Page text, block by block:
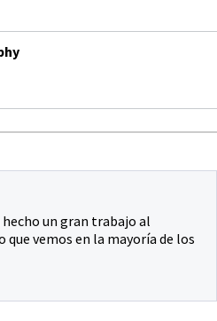
un gran trabajo al
que vemos en la mayoría de los